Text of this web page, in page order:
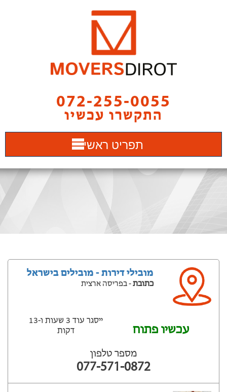
072-255-0055
התקשרו עכשיו
תפריט ראשי
מובילי דירות - מובילים בישראל
כתובת- בפריסה ארצית
עכשיו פתוח
ייסגר עוד 3 שעות ‫ו-13
דקות
מספר טלפון
077-571-0872